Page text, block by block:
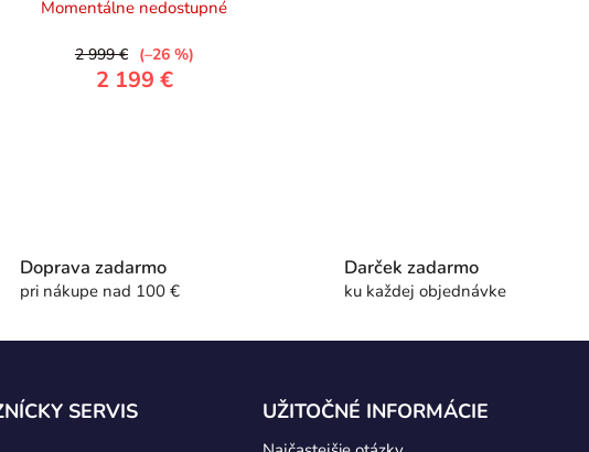
Momentálne nedostupné
2 199 €
2 999 € (–26 %)
á
d
a
i
p
r
Doprava zadarmo
pri nákupe nad 100 €
Darček zadarmo
ku každej objednávke
SERVIS UŽITOČNÉ INFORMÁCIE